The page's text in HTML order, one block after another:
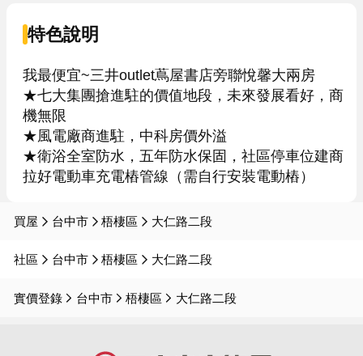
特色說明
我最便宜~三井outlet蔦屋書店旁聯悅馨大兩房
★七大集團搶進駐的價值地段，未來發展看好，商
機無限
★風電廠商進駐，中科房價外溢
★衛浴全室防水，五年防水保固，社區停車位建商
拉好電動車充電樁管線（需自行安裝電動樁）
買屋 台中市 梧棲區 大仁路二段
社區 台中市 梧棲區 大仁路二段
實價登錄 台中市 梧棲區 大仁路二段